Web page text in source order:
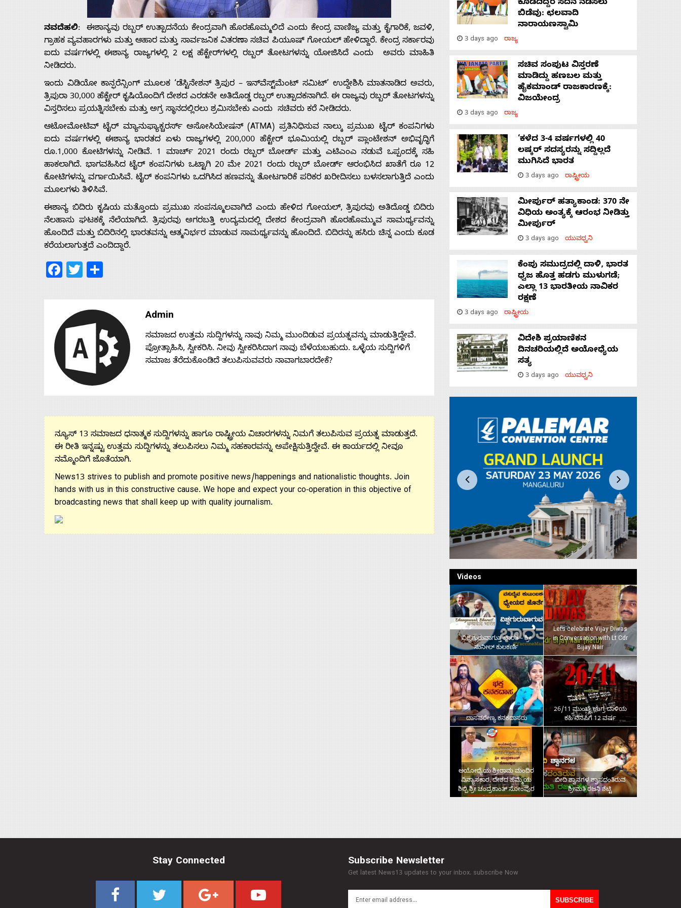
Advertise
Contact
ನವದೆಹಲಿ: ಈಶಾನ್ಯವು ರಬ್ಬರ್ ಉತ್ಪಾದನೆಯ ಕೇಂದ್ರವಾಗಿ ಹೊರಹೊಮ್ಮಲಿದೆ ಎಂದು ಕೇಂದ್ರ ವಾಣಿಜ್ಯ ಮತ್ತು ಕೈಗಾರಿಕೆ, ಜವಳಿ,
ಗ್ರಾಹಕ ವ್ಯವಹಾರಗಳು ಮತ್ತು ಆಹಾರ ಮತ್ತು ಸಾರ್ವಜನಿಕ ವಿತರಣಾ ಸಚಿವ ಪಿಯೂಷ್ ಗೋಯಲ್ ಹೇಳಿದ್ದಾರೆ. ಕೇಂದ್ರ ಸರ್ಕಾರವು
ಐದು ವರ್ಷಗಳಲ್ಲಿ ಈಶಾನ್ಯ ರಾಜ್ಯಗಳಲ್ಲಿ 2 ಲಕ್ಷ ಹೆಕ್ಟೇರ್‌ಗಳಲ್ಲಿ ರಬ್ಬರ್ ತೋಟಗಳನ್ನು ಯೋಜಿಸಿದೆ ಎಂದು ಅವರು ಮಾಹಿತಿ
ನೀಡಿದರು.
ಇಂದು ವಿಡಿಯೋ ಕಾನ್ಫರೆನ್ಸಿಂಗ್ ಮೂಲಕ ‘ಡೆಸ್ಟಿನೇಶನ್ ತ್ರಿಪುರ – ಇನ್‌ವೆಸ್ಟ್‌ಮೆಂಟ್‌ ಸಮಿಟ್’ ಉದ್ದೇಶಿಸಿ ಮಾತನಾಡಿದ ಅವರು,
ತ್ರಿಪುರಾ 30,000 ಹೆಕ್ಟೇರ್ ಕೃಷಿಯೊಂದಿಗೆ ದೇಶದ ಎರಡನೇ ಅತಿದೊಡ್ಡ ರಬ್ಬರ್ ಉತ್ಪಾದಕನಾಗಿದೆ. ಈ ರಾಜ್ಯವು ರಬ್ಬರ್ ತೋಟಗಳನ್ನು
ವಿಸ್ತರಿಸಲು ಪ್ರಯತ್ನಿಸಬೇಕು ಮತ್ತು ಅಗ್ರ ಸ್ಥಾನದಲ್ಲಿರಲು ಶ್ರಮಿಸಬೇಕು ಎಂದು ಸಚಿವರು ಕರೆ ನೀಡಿದರು.
ಆಟೋಮೋಟಿವ್ ಟೈರ್ ಮ್ಯಾನುಫ್ಯಾಕ್ಚರರ್ಸ್ ಅಸೋಸಿಯೇಷನ್ ​​(ATMA) ಪ್ರತಿನಿಧಿಸುವ ನಾಲ್ಕು ಪ್ರಮುಖ ಟೈರ್ ಕಂಪನಿಗಳು
ಐದು ವರ್ಷಗಳಲ್ಲಿ ಈಶಾನ್ಯ ಭಾರತದ ಏಳು ರಾಜ್ಯಗಳಲ್ಲಿ 200,000 ಹೆಕ್ಟೇರ್ ಭೂಮಿಯಲ್ಲಿ ರಬ್ಬರ್ ಪ್ಲಾಂಟೇಶನ್ ಅಭಿವೃದ್ಧಿಗೆ
ರೂ.1,000 ಕೋಟಿಗಳನ್ನು ನೀಡಿವೆ. 1 ಮಾರ್ಚ್ 2021 ರಂದು ರಬ್ಬರ್ ಬೋರ್ಡ್ ಮತ್ತು ಎಟಿಎಂಎ ನಡುವೆ ಒಪ್ಪಂದಕ್ಕೆ ಸಹಿ
ಹಾಕಲಾಗಿದೆ. ಭಾಗವಹಿಸಿದ ಟೈರ್ ಕಂಪನಿಗಳು ಒಟ್ಟಾಗಿ 20 ಮೇ 2021 ರಂದು ರಬ್ಬರ್ ಬೋರ್ಡ್ ಆರಂಭಿಸಿದ ಖಾತೆಗೆ ರೂ 12
ಕೋಟಿಗಳನ್ನು ವರ್ಗಾಯಿಸಿವೆ. ಟೈರ್ ಕಂಪನಿಗಳು ಒದಗಿಸಿದ ಹಣವನ್ನು ತೋಟಗಾರಿಕೆ ಪರಿಕರ ಖರೀದಿಸಲು ಬಳಸಲಾಗುತ್ತಿದೆ ಎಂದು
ಮೂಲಗಳು ತಿಳಿಸಿವೆ.
ಈಶಾನ್ಯ ಬಿದಿರು ಕೃಷಿಯ ಮತ್ತೊಂದು ಪ್ರಮುಖ ಸಂಪನ್ಮೂಲವಾಗಿದೆ ಎಂದು ಹೇಳಿದ ಗೋಯಲ್, ತ್ರಿಪುರವು ಅತಿದೊಡ್ಡ ಬಿದಿರು
ನೆಲಹಾಸು ಘಟಕಕ್ಕೆ ನೆಲೆಯಾಗಿದೆ. ತ್ರಿಪುರವು ಅಗರಬತ್ತಿ ಉದ್ಯಮದಲ್ಲಿ ದೇಶದ ಕೇಂದ್ರವಾಗಿ ಹೊರಹೊಮ್ಮುವ ಸಾಮರ್ಥ್ಯವನ್ನು
ಹೊಂದಿದೆ ಮತ್ತು ಬಿದಿರಿನಲ್ಲಿ ಭಾರತವನ್ನು ಆತ್ಮನಿರ್ಭರ ಮಾಡುವ ಸಾಮರ್ಥ್ಯವನ್ನು ಹೊಂದಿದೆ. ಬಿದಿರನ್ನು ಹಸಿರು ಚಿನ್ನ ಎಂದು ಕೂಡ
ಕರೆಯಲಾಗುತ್ತದೆ ಎಂದಿದ್ದಾರೆ.
Facebook
Twitter
Admin
ಸಮಾಜದ ಉತ್ತಮ ಸುದ್ದಿಗಳನ್ನು ನಾವು ನಿಮ್ಮ ಮುಂದಿಡುವ ಪ್ರಯತ್ನವನ್ನು ಮಾಡುತ್ತಿದ್ದೇವೆ.
ಪ್ರೋತ್ಸಾಹಿಸಿ, ಸ್ವೀಕರಿಸಿ. ನೀವು ಸ್ವೀಕರಿಸಿದಾಗ ನಾವು ಬೆಳೆಯಬಹುದು. ಒಳ್ಳೆಯ ಸುದ್ದಿಗಳಿಗೆ
ಸಮಾಜ ತೆರೆದುಕೊಂಡಿದೆ ತಲುಪಿಸುವವರು ನಾವಾಗಬಾರದೇಕೆ?
ನ್ಯೂಸ್ 13 ಸಮಾಜದ ಧನಾತ್ಮಕ ಸುದ್ದಿಗಳನ್ನು ಹಾಗೂ ರಾಷ್ಟ್ರೀಯ ವಿಚಾರಗಳನ್ನು ನಿಮಗೆ ತಲುಪಿಸುವ ಪ್ರಯತ್ನ ಮಾಡುತ್ತದೆ.
ಈ ರೀತಿ ಇನ್ನಷ್ಟು ಉತ್ತಮ ಸುದ್ದಿಗಳನ್ನು ತಲುಪಿಸಲು ನಿಮ್ಮ ಸಹಕಾರವನ್ನು ಅಪೇಕ್ಷಿಸುತ್ತಿದ್ದೇವೆ. ಈ ಕಾರ್ಯದಲ್ಲಿ ನೀವೂ
ನಮ್ಮೊಂದಿಗೆ ಜೊತೆಯಾಗಿ.
News13 strives to publish and promote positive news/happenings and nationalistic thoughts. Join
hands with us in this constructive cause. We hope and expect your co-operation in this objective of
broadcasting news that shall keep up with quality journalism.
ಕೊಡದಿದ್ದರೆ ಸದನ ನಡೆಸಲು
ಬಿಡೆವು: ಛಲವಾದಿ
ನಾರಾಯಣಸ್ವಾಮಿ
3 days ago ರಾಜ್ಯ
ಸಚಿವ ಸಂಪುಟ ವಿಸ್ತರಣೆ
ಮಾಡಿದ್ದು ಹಣಬಲ ಮತ್ತು
ಹೈಕಮಾಂಡ್ ರಾಜಕಾರಣಕ್ಕೆ:
ವಿಜಯೇಂದ್ರ
3 days ago ರಾಜ್ಯ
‘ಕಳೆದ 3-4 ವರ್ಷಗಳಲ್ಲಿ 40
ಲಷ್ಕರ್ ಸದಸ್ಯರನ್ನು ಸದ್ದಿಲ್ಲದೆ
ಮುಗಿಸಿದೆ ಭಾರತ
3 days ago ರಾಷ್ಟ್ರೀಯ
ಮೀರ್ಪುರ್ ಹತ್ಯಾಕಾಂಡ: 370 ನೇ
ವಿಧಿಯ ಅಂತ್ಯಕ್ಕೆ ಆರಂಭ ನೀಡಿತ್ತು
ಮೀರ್ಪುರ್
3 days ago ಯುವಧ್ವನಿ
ಕೆಂಪು ಸಮುದ್ರದಲ್ಲಿ ದಾಳಿ, ಭಾರತ
ಧ್ವಜ ಹೊತ್ತ ಹಡಗು ಮುಳುಗಡೆ;
ಎಲ್ಲಾ 13 ಭಾರತೀಯ ನಾವಿಕರ
ರಕ್ಷಣೆ
3 days ago ರಾಷ್ಟ್ರೀಯ
ವಿದೇಶಿ ಪ್ರಯಾಣಿಕನ
ದಿನಚರಿಯಲ್ಲಿದೆ ಅಯೋಧ್ಯೆಯ
ಸತ್ಯ
3 days ago ಯುವಧ್ವನಿ
Videos
ವಿಶ್ವಗುರುವಾಗುತ್ತ ಭಾರತ – ಶ್ರೀ
ಸುನೀಲ್‌ ಕುಲಕರ್ಣಿ
Lets celebrate Vijay Diwas
in Conversation with Lt Cdr
Bijay Nair
ದಾಸವರೇಣ್ಯ ಕನಕದಾಸರು
26/11 ಮುಂಬೈ ಉಗ್ರ ದಾಳಿಯ
ಕಹಿ ನೆನಪಿಗೆ 12 ವರ್ಷ
ಅಯೋಧ್ಯೆಯ ಶ್ರೀರಾಮ ಮಂದಿರ
ವಿನ್ಯಾಸಕಾರ, ದೇಶದ ಹೆಮ್ಮೆಯ
ಶಿಲ್ಪಿ ಶ್ರೀ ಚಂದ್ರಕಾಂತ್‌ ಸೋಂಪುರ
ಬೀದಿ ಶ್ವಾನಗಳ ಶ್ವಾಸದಂತಿರುವ
ಶ್ರೀಮತಿ ರಜನಿ ಶೆಟ್ಟಿ
Stay Connected Subscribe Newsletter
Get latest News13 updates to your inbox. subscribe Now